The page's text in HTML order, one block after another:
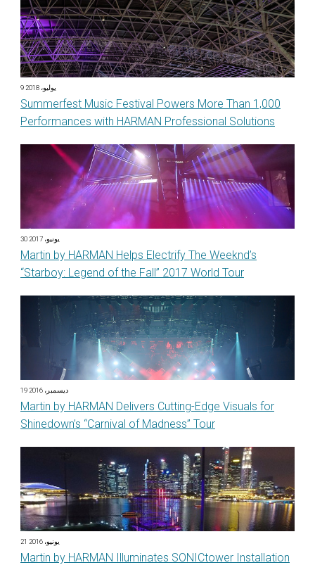
9 يوليو، 2018
Summerfest Music Festival Powers More Than 1,000
Performances with HARMAN Professional Solutions
30 يونيو، 2017
Martin by HARMAN Helps Electrify The Weeknd’s
“Starboy: Legend of the Fall” 2017 World Tour
19 ديسمبر، 2016
Martin by HARMAN Delivers Cutting-Edge Visuals for
Shinedown’s “Carnival of Madness” Tour
21 يونيو، 2016
Martin by HARMAN Illuminates SONICtower Installation